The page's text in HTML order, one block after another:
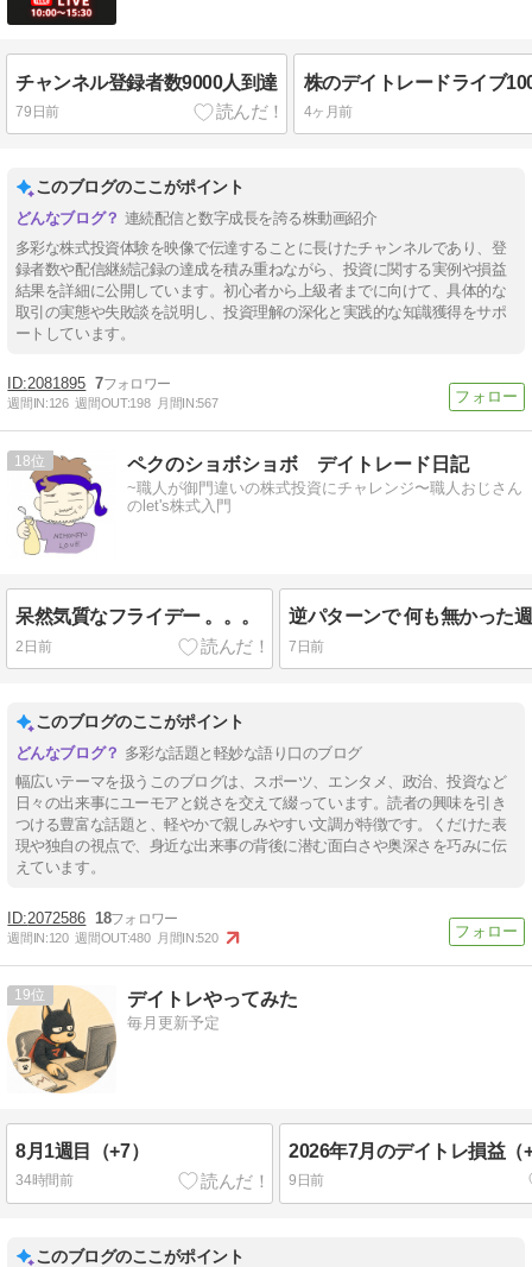
チャンネル登録者数9000人到達
79日前 4ヶ月前
このブログのここがポイント
連続配信と数字成長を誇る株動画紹介
多彩な株式投資体験を映像で伝達することに長けたチャンネルであり、登
録者数や配信継続記録の達成を積み重ねながら、投資に関する実例や損益
結果を詳細に公開しています。初心者から上級者までに向けて、具体的な
取引の実態や失敗談を説明し、投資理解の深化と実践的な知識獲得をサポ
ートしています。
2081895 7
週間IN:126 週間OUT:198 月間IN:567
18 ペクのショボショボ デイトレード日記
~職人が御門違いの株式投資にチャレンジ〜職人おじさん
のlet's株式入門
呆然気質なフライデー 。。。
2日前 7日前
このブログのここがポイント
多彩な話題と軽妙な語り口のブログ
幅広いテーマを扱うこのブログは、スポーツ、エンタメ、政治、投資など
日々の出来事にユーモアと鋭さを交えて綴っています。読者の興味を引き
つける豊富な話題と、軽やかで親しみやすい文調が特徴です。くだけた表
現や独自の視点で、身近な出来事の背後に潜む面白さや奥深さを巧みに伝
えています。
2072586 18
週間IN:120 週間OUT:480 月間IN:520
19 デイトレやってみた
毎月更新予定
8月1週目（+7）
34時間前
2026年7月のデイトレ損益（
9日前
このブログのここがポイント